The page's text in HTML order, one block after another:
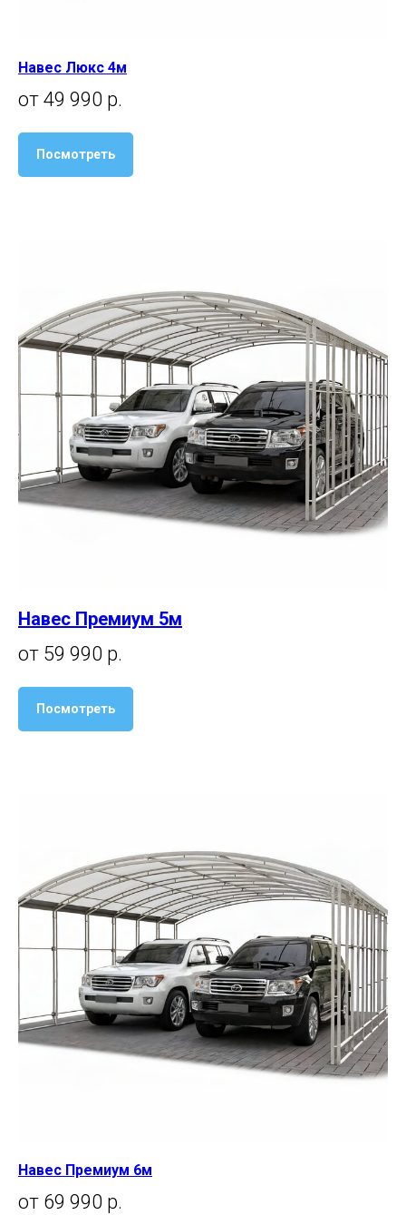
Навес Люкс 4м
от 49 990 р.
Посмотреть
Навес Премиум 5м
от 59 990 р.
Посмотреть
Навес Премиум 6м
от 69 990 р.